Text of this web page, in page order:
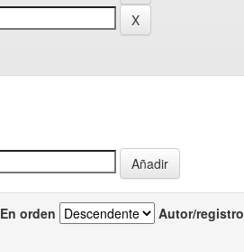
En orden Autor/registro